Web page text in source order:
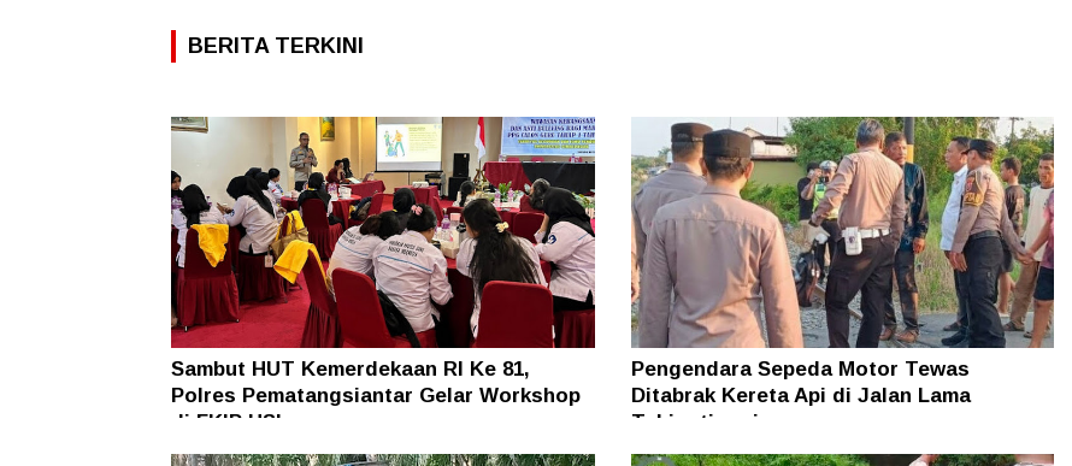
BERITA TERKINI
Sambut HUT Kemerdekaan RI Ke 81,
Polres Pematangsiantar Gelar Workshop
di FKIP USI
Pengendara Sepeda Motor Tewas
Ditabrak Kereta Api di Jalan Lama
Tebingtinggi